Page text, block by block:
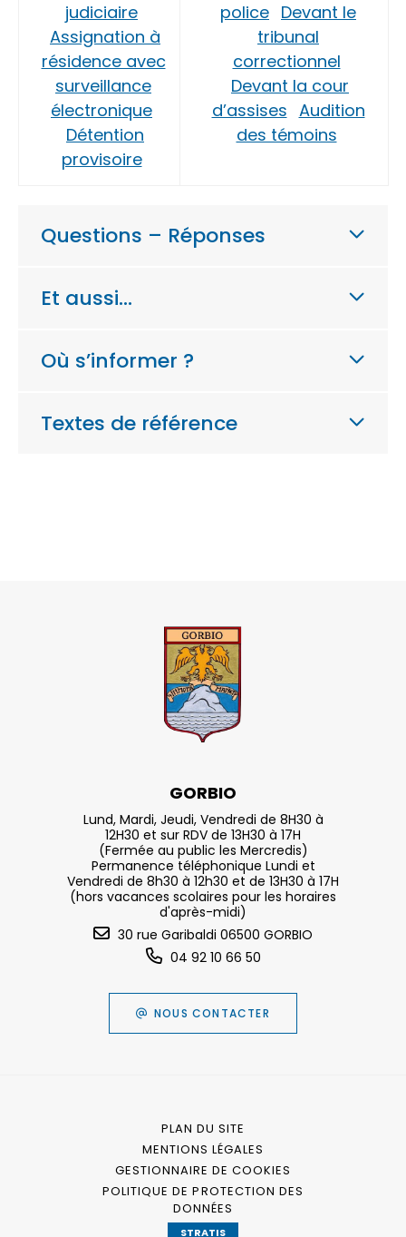
judiciaire
Assignation à
résidence avec
surveillance
électronique
Détention
provisoire
police Devant le
tribunal
correctionnel
Devant la cour
d’assises Audition
des témoins
Questions – Réponses
Et aussi…
Où s’informer ?
Textes de référence
GORBIO
Lund, Mardi, Jeudi, Vendredi de 8H30 à
12H30 et sur RDV de 13H30 à 17H
(Fermée au public les Mercredis)
Permanence téléphonique Lundi et
Vendredi de 8h30 à 12h30 et de 13H30 à 17H
(hors vacances scolaires pour les horaires
d'après-midi)
30 rue Garibaldi 06500 GORBIO
04 92 10 66 50
NOUS CONTACTER
PLAN DU SITE
MENTIONS LÉGALES
GESTIONNAIRE DE COOKIES
POLITIQUE DE PROTECTION DES
DONNÉES
STRATIS